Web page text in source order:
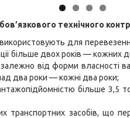
технічного
для
більше двох років — кожних
від форми власності
два роки — кожні два роки;
більше 3,5
транспортних засобів, що